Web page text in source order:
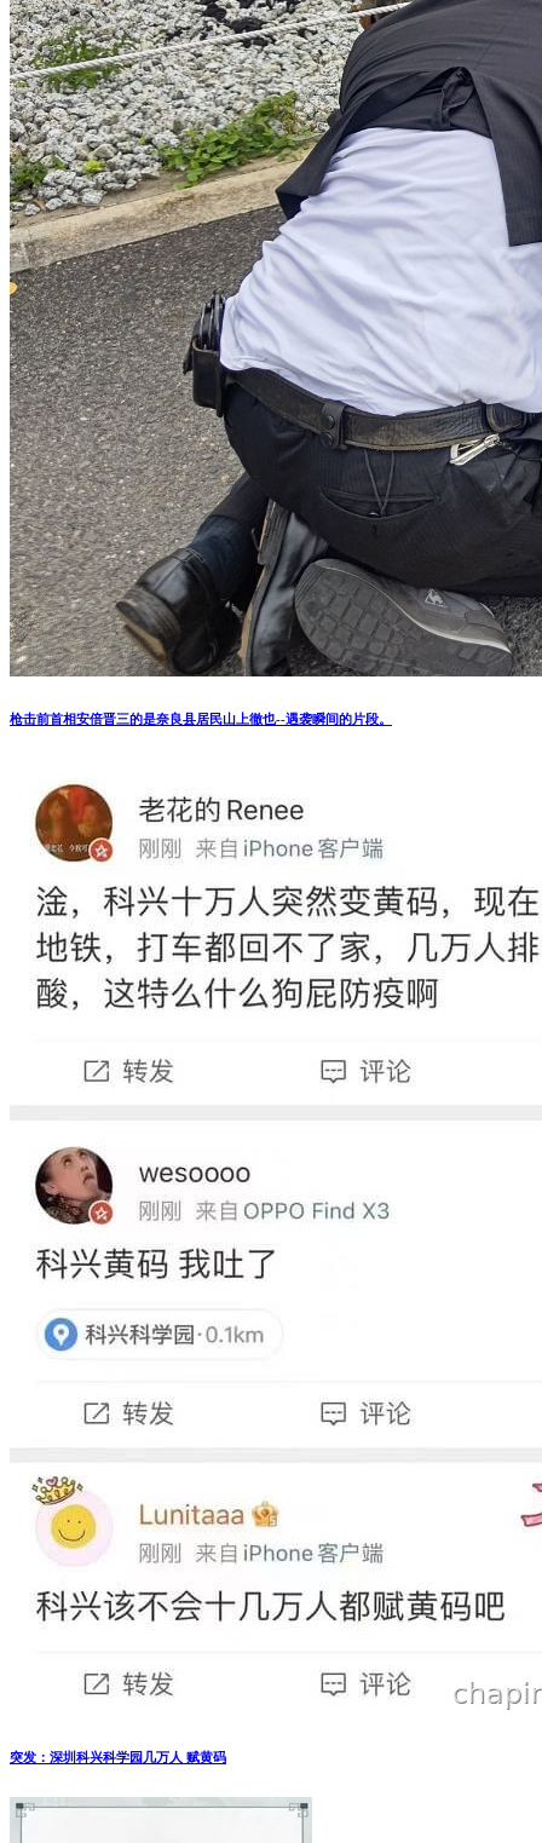
枪击前首相安倍晋三的是奈良县居民山上徹也--遇袭瞬间的片段。
突发：深圳科兴科学园几万人 赋黄码